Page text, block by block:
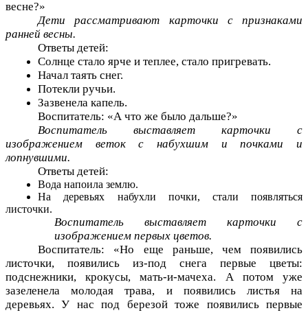
весне?»
Дети рассматривают карточки с признаками
ранней весны.
Ответы детей:
Солнце стало ярче и теплее, стало пригревать.
Начал таять снег.
Потекли ручьи.
Зазвенела капель.
Воспитатель: «А что же было дальше?»
Воспитатель выставляет карточки с
изображением веток с набухшим и почками и
лопнувшими.
Ответы детей:
Вода напоила землю.
На деревьях набухли почки, стали появляться
листочки.
Воспитатель выставляет карточки с
изображением первых цветов.
Воспитатель: «Но еще раньше, чем появились
листочки, появились из-под снега первые цветы:
подснежники, крокусы, мать-и-мачеха. А потом уже
зазеленела молодая трава, и появились листья на
деревьях. У нас под березой тоже появились первые